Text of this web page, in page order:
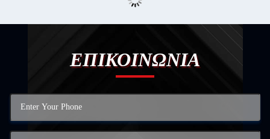
ΕΠΙΚΟΙΝΩΝΙΑ